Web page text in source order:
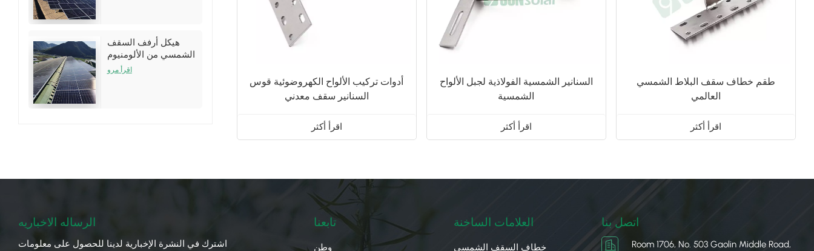
هيكل أرفف السقف
الشمسي من الألومنيوم
لتركيبات سقف القصدير
اقرأ مرو
أدوات تركيب الألواح الكهروضوئية قوس
السنانير سقف معدني
اقرأ أكثر
السنانير الشمسية الفولاذية لجبل الألواح
الشمسية
اقرأ أكثر
طقم خطاف سقف البلاط الشمسي
العالمي
اقرأ أكثر
الرساله الاخباريه
اشترك في النشرة الإخبارية لدينا للحصول على معلومات
تابعنا
وطن
العلامات الساخنة
خطاف السقف الشمسي
اتصل بنا
Room 1706, No. 503 Gaolin Middle Road,